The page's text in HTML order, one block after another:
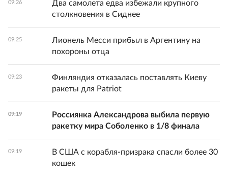
09:26
Два самолета едва избежали крупного
столкновения в Сиднее
09:25
Лионель Месси прибыл в Аргентину на
похороны отца
09:23
Финляндия отказалась поставлять Киеву
ракеты для Patriot
09:19
Россиянка Александрова выбила первую
ракетку мира Соболенко в 1/8 финала
09:19
В США с корабля-призрака спасли более 30
кошек